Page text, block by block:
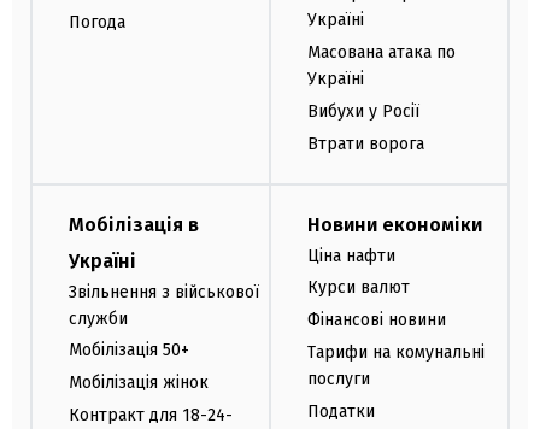
Погода
Україні
Масована атака по
Україні
Вибухи у Росії
Втрати ворога
Мобілізація в
Україні
Звільнення з військової
служби
Мобілізація 50+
Мобілізація жінок
Контракт для 18-24-
Новини економіки
Ціна нафти
Курси валют
Фінансові новини
Тарифи на комунальні
послуги
Податки